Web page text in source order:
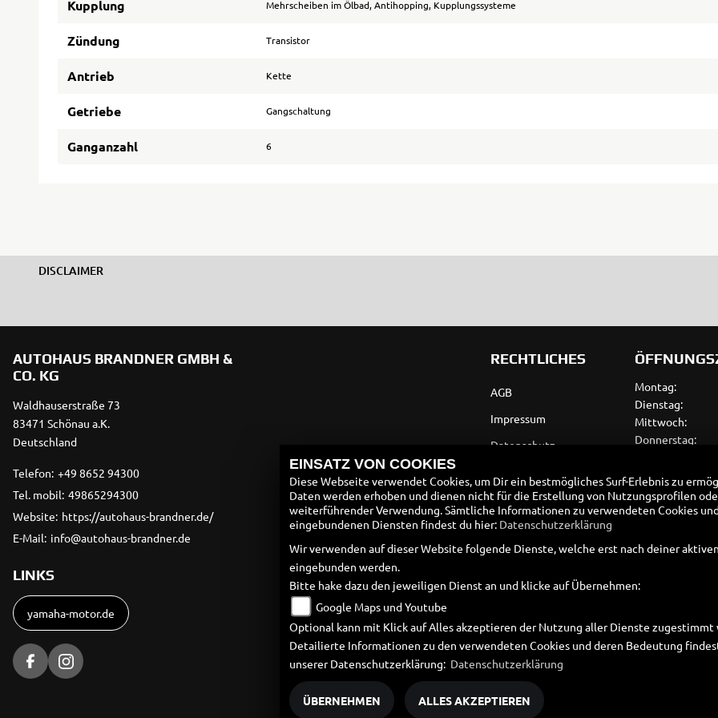
Kupplung Mehrscheiben im Ölbad, Antihopping, Kupplungssysteme
Zündung Transistor
Antrieb Kette
Getriebe Gangschaltung
Ganganzahl 6
DISCLAIMER
AUTOHAUS BRANDNER GMBH &
CO. KG
Waldhauserstraße 73
83471 Schönau a.K.
Deutschland
Telefon: +49 8652 94300
Tel. mobil: 49865294300
Website: https://autohaus-brandner.de/
E-Mail: info@autohaus-brandner.de
LINKS
yamaha-motor.de
RECHTLICHES
AGB
Impressum
Datenschutz
Barrierefreiheit
Batteriegesetz
Altölverordnung
Montag:
Dienstag:
Mittwoch:
Donnerstag:
Samstag:
Sonntag:
Samstag nach
EINSATZ VON COOKIES
Diese Webseite verwendet Cookies, um Dir ein bestmögliches Surf-Erlebnis zu
Daten werden erhoben und dienen nicht für die Erstellung von Nutzungsprofilen
weiterführender Verwendung. Sämtliche Informationen zu verwendeten Cookies
eingebundenen Diensten findest du hier: Datenschutzerklärung
Wir verwenden auf dieser Website folgende Dienste, welche erst nach deiner
eingebunden werden.
Bitte hake dazu den jeweiligen Dienst an und klicke auf Übernehmen:
Google Maps und Youtube
Optional kann mit Klick auf Alles akzeptieren der Nutzung aller Dienste zugestimmt
Detailierte Informationen zu den verwendeten Cookies und deren Bedeutung
unserer Datenschutzerklärung: Datenschutzerklärung
ÜBERNEHMEN ALLES AKZEPTIEREN